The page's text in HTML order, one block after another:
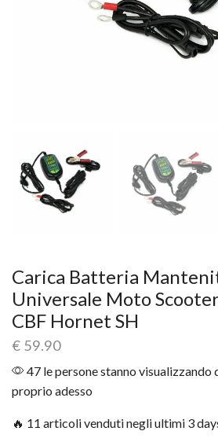
Carica Batteria
Universale Moto
CBF Hornet SH
€ 59.90
47 le persone stanno
proprio adesso
🔥 11 articoli venduti negli ultimi 3